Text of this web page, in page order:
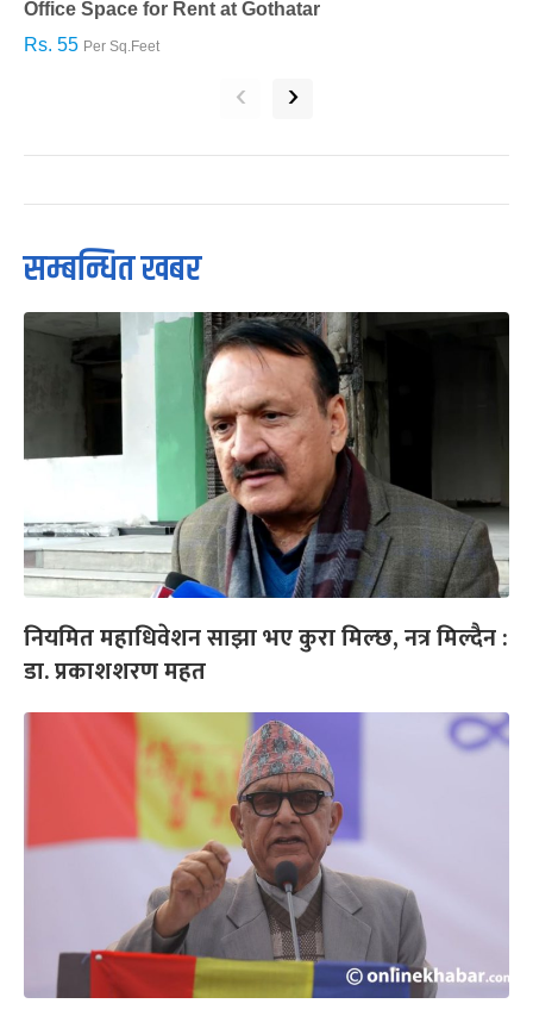
Office Space for Rent at Gothatar
Rs. 55 Per Sq.Feet
‹ ›
सम्बन्धित खबर
नियमित महाधिवेशन साझा भए कुरा मिल्छ, नत्र मिल्दैन :
डा. प्रकाशशरण महत